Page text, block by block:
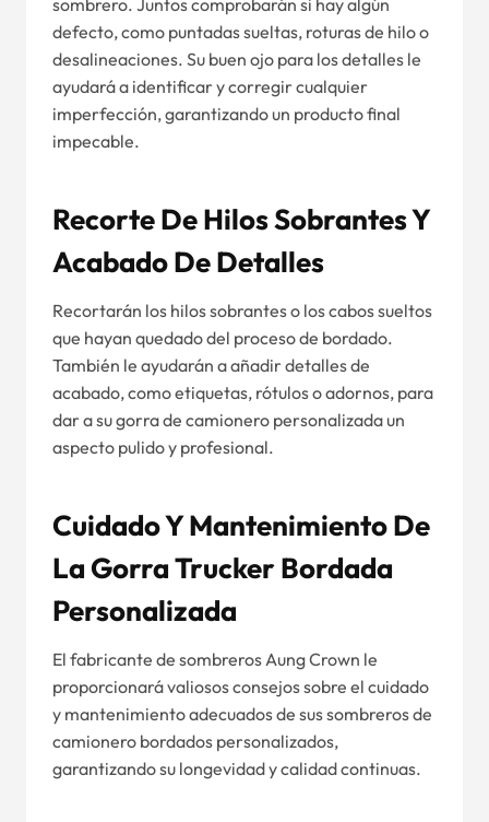
defecto, como puntadas sueltas, roturas de hilo o
desalineaciones. Su buen ojo para los detalles le
ayudará a identificar y corregir cualquier
imperfección, garantizando un producto final
impecable.
Recorte De Hilos Sobrantes Y
Acabado De Detalles
Recortarán los hilos sobrantes o los cabos sueltos
que hayan quedado del proceso de bordado.
También le ayudarán a añadir detalles de
acabado, como etiquetas, rótulos o adornos, para
dar a su gorra de camionero personalizada un
aspecto pulido y profesional.
Cuidado Y Mantenimiento De
La Gorra Trucker Bordada
Personalizada
El fabricante de sombreros Aung Crown le
proporcionará valiosos consejos sobre el cuidado
y mantenimiento adecuados de sus sombreros de
camionero bordados personalizados,
garantizando su longevidad y calidad continuas.